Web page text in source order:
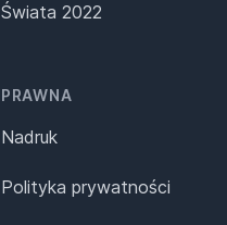
Świata 2022
PRAWNA
Nadruk
Polityka prywatności